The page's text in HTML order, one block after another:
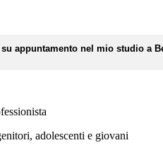
su appuntamento nel mio studio a
adolescenti e giovani